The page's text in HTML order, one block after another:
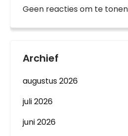
Geen reacties om te
Archief
augustus 2026
juli 2026
juni 2026